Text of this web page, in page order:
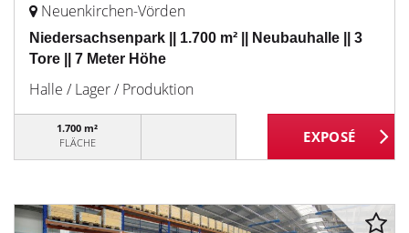
Neuenkirchen-Vörden
Niedersachsenpark || 1.700 m² || Neubauhalle || 3
Tore || 7 Meter Höhe
Halle / Lager / Produktion
1.700 m²
FLÄCHE